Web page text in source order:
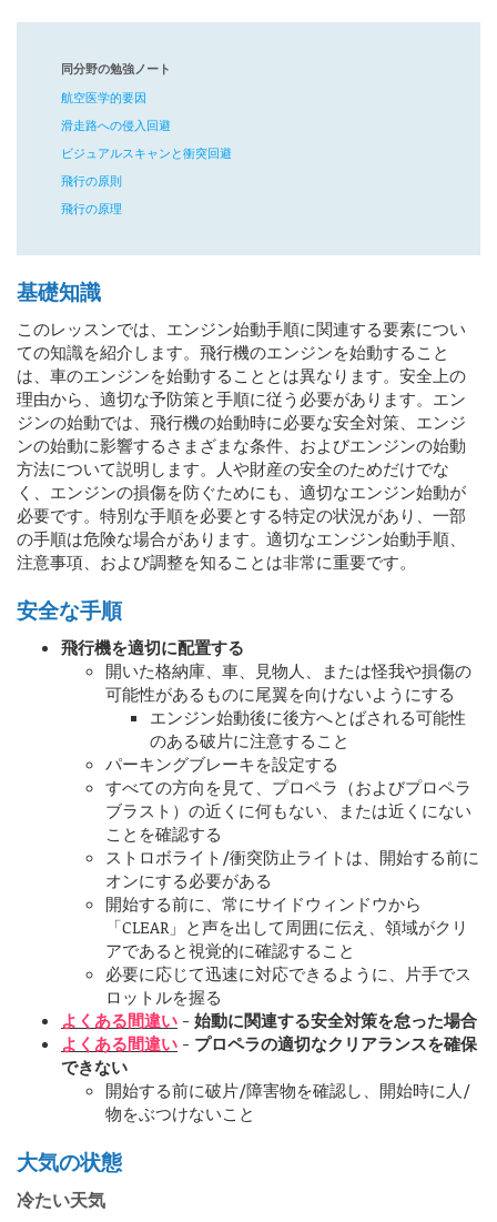
同分野の勉強ノート
航空医学的要因
滑走路への侵入回避
ビジュアルスキャンと衝突回避
飛行の原則
飛行の原理
基礎知識
このレッスンでは、エンジン始動手順に関連する要素につい
ての知識を紹介します。飛行機のエンジンを始動すること
は、車のエンジンを始動することとは異なります。安全上の
理由から、適切な予防策と手順に従う必要があります。エン
ジンの始動では、飛行機の始動時に必要な安全対策、エンジ
ンの始動に影響するさまざまな条件、およびエンジンの始動
方法について説明します。人や財産の安全のためだけでな
く、エンジンの損傷を防ぐためにも、適切なエンジン始動が
必要です。特別な手順を必要とする特定の状況があり、一部
の手順は危険な場合があります。適切なエンジン始動手順、
注意事項、および調整を知ることは非常に重要です。
安全な手順
飛行機を適切に配置する
開いた格納庫、車、見物人、または怪我や損傷の
可能性があるものに尾翼を向けないようにする
エンジン始動後に後方へとばされる可能性
のある破片に注意すること
パーキングブレーキを設定する
すべての方向を見て、プロペラ（およびプロペラ
ブラスト）の近くに何もない、または近くにない
ことを確認する
ストロボライト/衝突防止ライトは、開始する前に
オンにする必要がある
開始する前に、常にサイドウィンドウから
「CLEAR」と声を出して周囲に伝え、領域がクリ
アであると視覚的に確認すること
必要に応じて迅速に対応できるように、片手でス
ロットルを握る
よくある間違い - 始動に関連する安全対策を怠った場合
よくある間違い - プロペラの適切なクリアランスを確保
できない
開始する前に破片/障害物を確認し、開始時に人/
物をぶつけないこと
大気の状態
冷たい天気